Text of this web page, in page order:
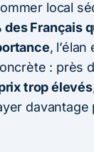
local
des Français
,
: près
trop élevés
davantage